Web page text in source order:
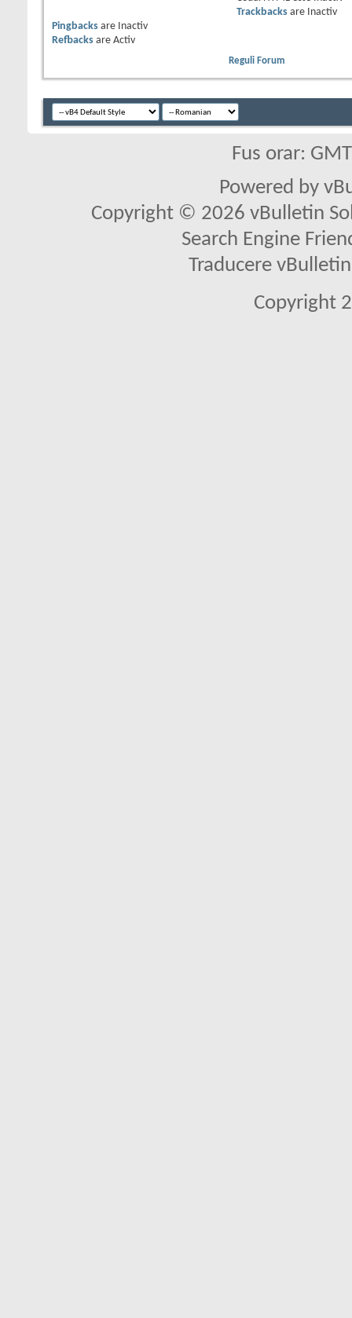
Trackbacksare
Inactiv
Pingbacks are
Inactiv
Refbacks are Activ
Reguli Forum
Fus orar:
Powered by
Copyright © 2026 vBulletin
Search Engine
Traducere
Copyright